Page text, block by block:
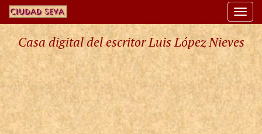
Casa digital del escritor Luis López Nieves